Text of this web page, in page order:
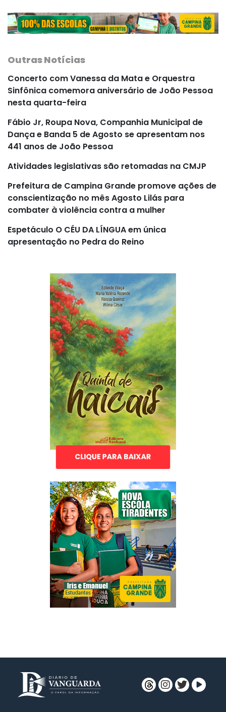
Outras Notícias
Concerto com Vanessa da Mata e Orquestra
Sinfônica comemora aniversário de João Pessoa
nesta quarta-feira
Fábio Jr, Roupa Nova, Companhia Municipal de
Dança e Banda 5 de Agosto se apresentam nos
441 anos de João Pessoa
Atividades legislativas são retomadas na CMJP
Prefeitura de Campina Grande promove ações de
conscientização no mês Agosto Lilás para
combater à violência contra a mulher
Espetáculo O CÉU DA LÍNGUA em única
apresentação no Pedra do Reino